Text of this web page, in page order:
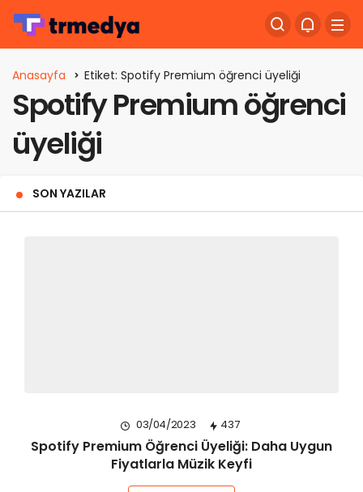
Anasayfa Etiket: Spotify Premium öğrenci üyeliği
Spotify Premium öğrenci
üyeliği
SON YAZILAR
03/04/2023 437
Spotify Premium Öğrenci Üyeliği: Daha Uygun
Fiyatlarla Müzik Keyfi